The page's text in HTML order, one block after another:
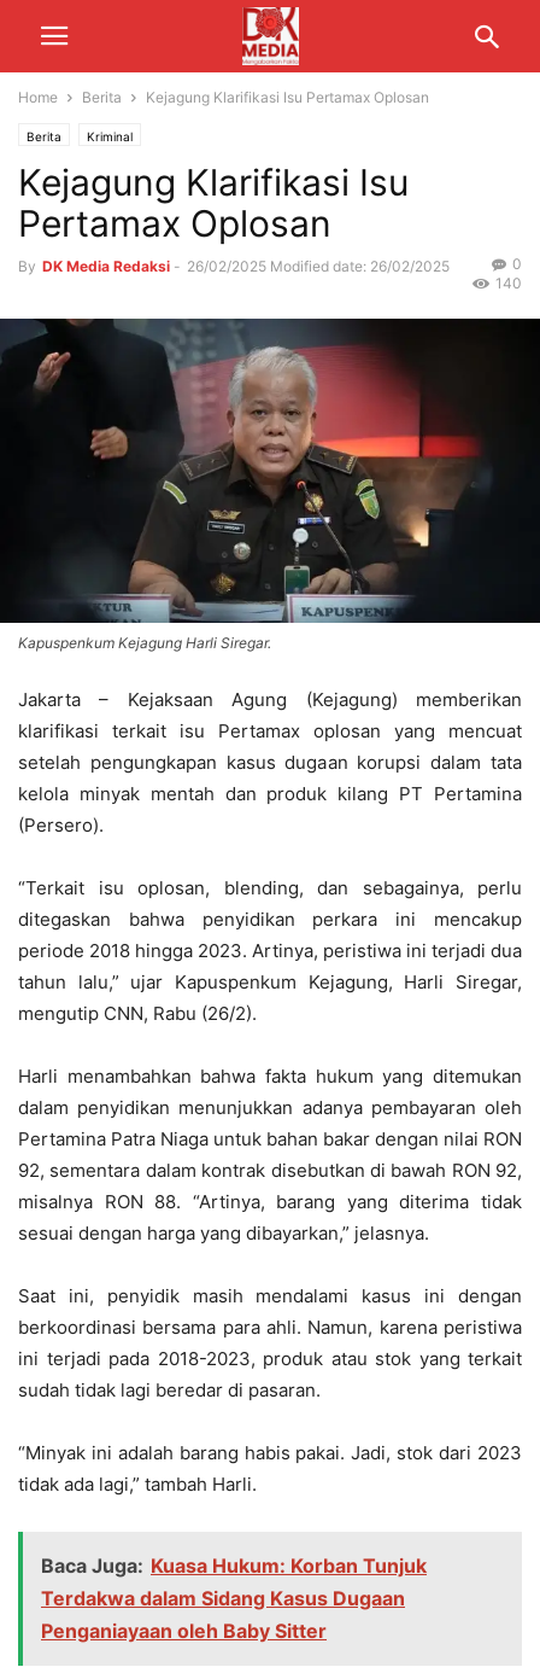
Home Berita Kejagung Klarifikasi Isu Pertamax Oplosan
Berita Kriminal
Kejagung Klarifikasi Isu
Pertamax Oplosan
By DK Media Redaksi - 26/02/2025 Modified date: 26/02/2025
0
140
Kapuspenkum Kejagung Harli Siregar.
Jakarta – Kejaksaan Agung (Kejagung) memberikan
klarifikasi terkait isu Pertamax oplosan yang mencuat
setelah pengungkapan kasus dugaan korupsi dalam tata
kelola minyak mentah dan produk kilang PT Pertamina
(Persero).
“Terkait isu oplosan, blending, dan sebagainya, perlu
ditegaskan bahwa penyidikan perkara ini mencakup
periode 2018 hingga 2023. Artinya, peristiwa ini terjadi dua
tahun lalu,” ujar Kapuspenkum Kejagung, Harli Siregar,
mengutip CNN, Rabu (26/2).
Harli menambahkan bahwa fakta hukum yang ditemukan
dalam penyidikan menunjukkan adanya pembayaran oleh
Pertamina Patra Niaga untuk bahan bakar dengan nilai RON
92, sementara dalam kontrak disebutkan di bawah RON 92,
misalnya RON 88. “Artinya, barang yang diterima tidak
sesuai dengan harga yang dibayarkan,” jelasnya.
Saat ini, penyidik masih mendalami kasus ini dengan
berkoordinasi bersama para ahli. Namun, karena peristiwa
ini terjadi pada 2018-2023, produk atau stok yang terkait
sudah tidak lagi beredar di pasaran.
“Minyak ini adalah barang habis pakai. Jadi, stok dari 2023
tidak ada lagi,” tambah Harli.
Baca Juga: Kuasa Hukum: Korban Tunjuk
Terdakwa dalam Sidang Kasus Dugaan
Penganiayaan oleh Baby Sitter